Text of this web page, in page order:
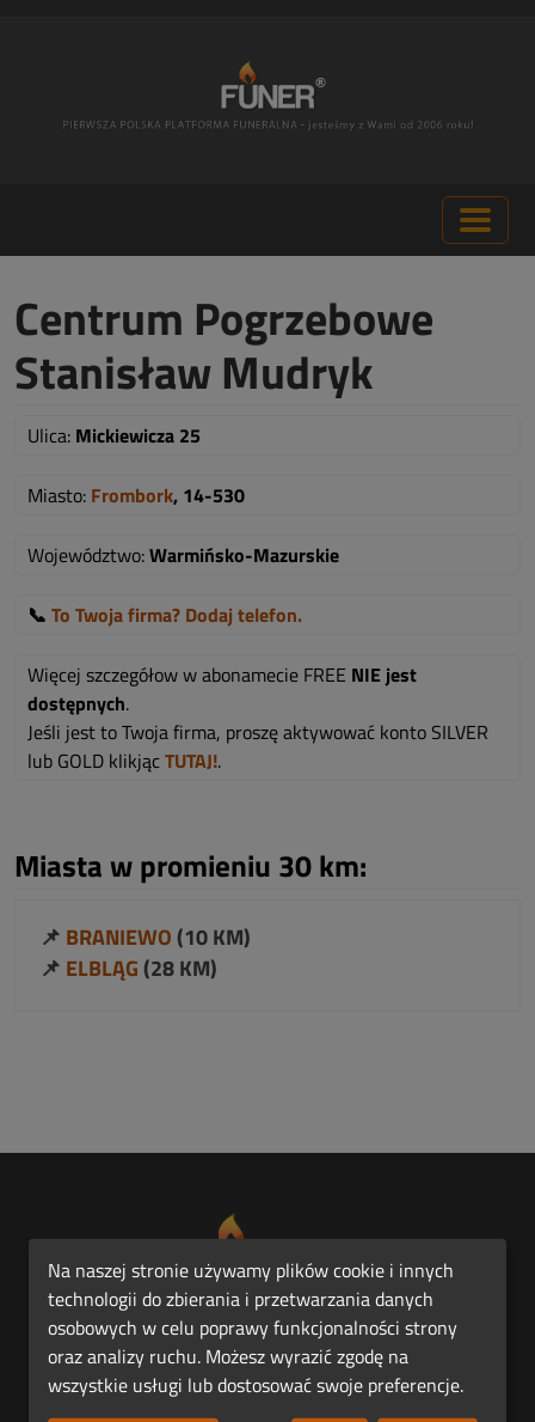
Centrum Pogrzebowe
Stanisław Mudryk
Ulica: Mickiewicza 25
Miasto: Frombork, 14-530
Województwo:Warmińsko-Mazurskie
📞 To Twoja firma? Dodaj telefon.
Więcej szczegółow w abonamecie FREE NIE jest
dostępnych.
Jeśli jest to Twoja firma, proszę aktywować konto SILVER
lub GOLD klikjącTUTAJ!.
Miasta w promieniu 30 km:
📌 BRANIEWO(10 KM)
📌 ELBLĄG(28 KM)
Pierwsza Polska Platforma Funeralna FUNER®.
Jesteśmy członkiem
Na naszej stronie używamy plików cookie i innych
technologii do zbierania i przetwarzania danych
osobowych w celu poprawy funkcjonalności strony
oraz analizy ruchu. Możesz wyrazić zgodę na
wszystkie usługi lub dostosować swoje preferencje.